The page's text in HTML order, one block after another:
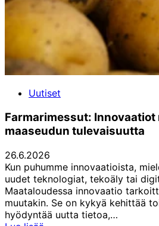
Uutiset
Farmarimessut:
maaseudun tulevaisuutta
26.6.2026
Kun puhumme innovaatioista,
uudet teknologiat, tekoäly tai
Maataloudessa innovaatio
muutakin. Se on kykyä kehittää
hyödyntää uutta tietoa,…